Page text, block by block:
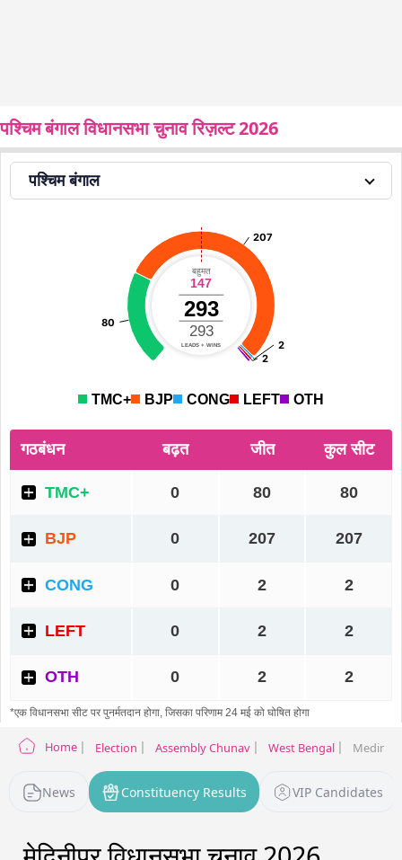
पश्चिम बंगाल विधानसभा चुनाव रिज़ल्ट 2026
Home Election Assembly Chunav West Bengal
News Constituency Results VIP Candidates